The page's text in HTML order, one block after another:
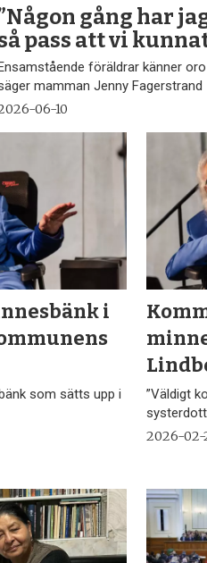
gång har
pass att vi
föräldrar känner
mamman Jenny Fagerstrand
06-10
i
som sätts upp i
”Väldigt
2026-02-